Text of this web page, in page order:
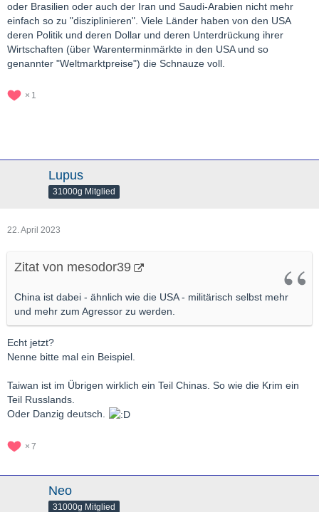
oder Brasilien oder auch der Iran und Saudi-Arabien nicht mehr
einfach so zu "disziplinieren". Viele Länder haben von den USA
deren Politik und deren Dollar und deren Unterdrückung ihrer
Wirtschaften (über Warenterminmärkte in den USA und so
genannter "Weltmarktpreise") die Schnauze voll.
1
Lupus
31000g Mitglied
22. April 2023
Zitat von mesodor39
China ist dabei - ähnlich wie die USA - militärisch selbst mehr
und mehr zum Agressor zu werden.
Echt jetzt?
Nenne bitte mal ein Beispiel.
Taiwan ist im Übrigen wirklich ein Teil Chinas. So wie die Krim ein
Teil Russlands.
Oder Danzig deutsch.
7
Neo
31000g Mitglied